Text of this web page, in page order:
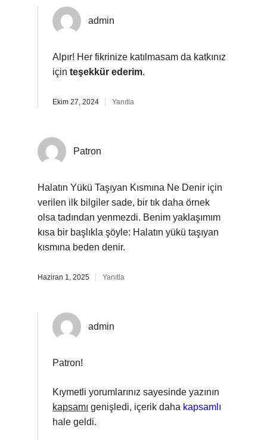
admin
Alpır! Her fikrinize katılmasam da katkınız
için teşekkür ederim.
Ekim 27, 2024 Yanıtla
Patron
Halatın Yükü Taşıyan Kısmına Ne Denir için
verilen ilk bilgiler sade, bir tık daha örnek
olsa tadından yenmezdi. Benim yaklaşımım
kısa bir başlıkla şöyle: Halatın yükü taşıyan
kısmına beden denir.
Haziran 1, 2025 Yanıtla
admin
Patron!
Kıymetli yorumlarınız sayesinde yazının
kapsamı genişledi, içerik daha kapsamlı
hale geldi.